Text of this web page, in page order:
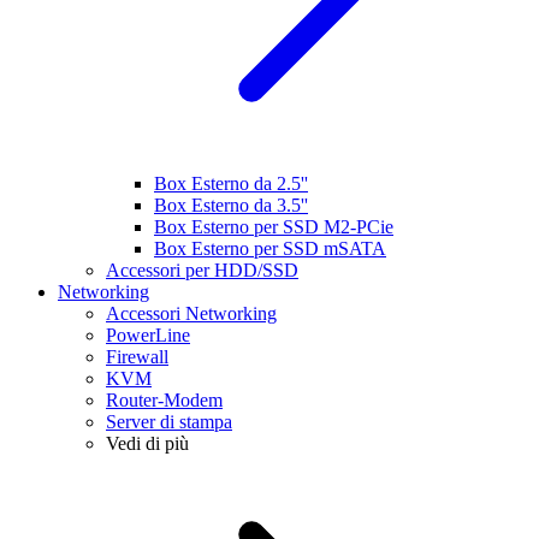
Box Esterno da 2.5''
Box Esterno da 3.5''
Box Esterno per SSD M2-PCie
Box Esterno per SSD mSATA
Accessori per HDD/SSD
Networking
Accessori Networking
PowerLine
Firewall
KVM
Router-Modem
Server di stampa
Vedi di più